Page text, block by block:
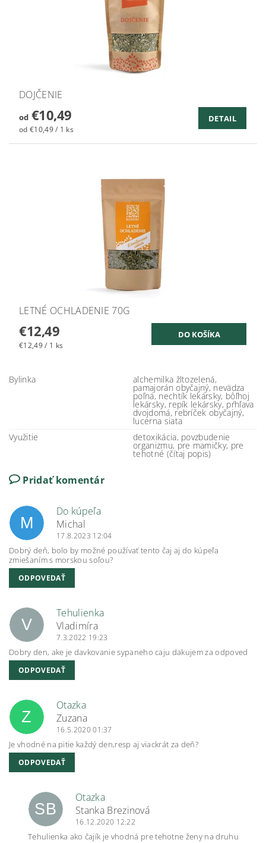
DOJČENIE
od€10,49
od €10,49 / 1 ks
DETAIL
LETNÉ OCHLADENIE 70G
€12,49
€12,49 / 1 ks
Bylinka alchemilka žltozelená,
pamajorán obyčajný, nevädza
poľná, nechtík lekársky, bôľhoj
lekársky, repík lekársky, pŕhľava
dvojdomá, rebríček obyčajný,
lucerna siata
Využitie
detoxikácia, povzbudenie
organizmu, pre mamičky, pre
tehotné (čítaj popis)
Pridať komentár
M
Do kúpeľa
Michal
17.8.2023 12:04
Dobrý deň, bolo by možné používať tento čaj aj do kúpeľa
zmiešaním s morskou soľou?
ODPOVEDAŤ
V
Tehulienka
Vladimíra
7.3.2022 19:23
Dobry den, ake je davkovanie sypaneho caju dakujem za odpoved
ODPOVEDAŤ
Z
Otazka
Zuzana
16.5.2020 01:37
Je vhodné na pitie každý den,resp aj viackrát za deň?
ODPOVEDAŤ
SB
Otazka
Stanka Brezinová
16.12.2020 12:22
Tehulienka ako čajík je vhodná pre tehotne ženy na druhu